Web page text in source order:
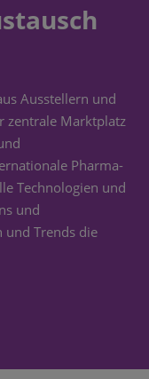
Ausstellern und
zentrale Marktplatz
Pharma-
Technologien und
und
und Trends die